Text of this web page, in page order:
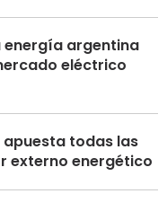
energía argentina
eléctrico
apuesta todas las
externo energético